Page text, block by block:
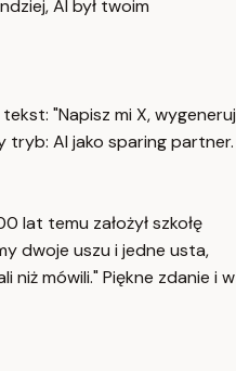
AI był twoim
"Napisz mi X, wygeneruj
tryb: AI jako sparing partner.
lat temu założył szkołę
dwoje uszu i jedne usta,
niż mówili." Piękne zdanie i w